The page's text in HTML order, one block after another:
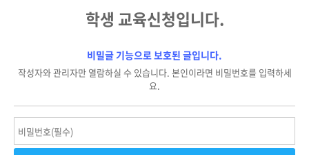
학생 교육신청입니다.
비밀글 기능으로 보호된 글입니다.
작성자와 관리자만 열람하실 수 있습니다. 본인이라면 비밀번호를 입력하세
요.